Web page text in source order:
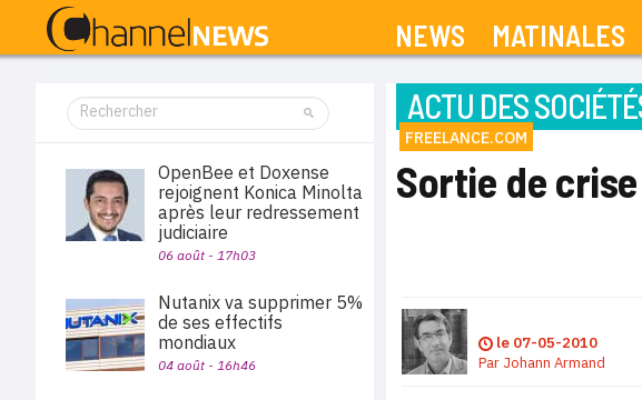
NEWS MATINALES
ACTU DES
FREELANCE.COM
Sortie de
le 07-05-2010
Par Johann Armand
OpenBee et Doxense
rejoignent Konica Minolta
après leur redressement
judiciaire
06 août - 17h03
Nutanix va supprimer 5%
de ses effectifs
mondiaux
04 août - 16h46